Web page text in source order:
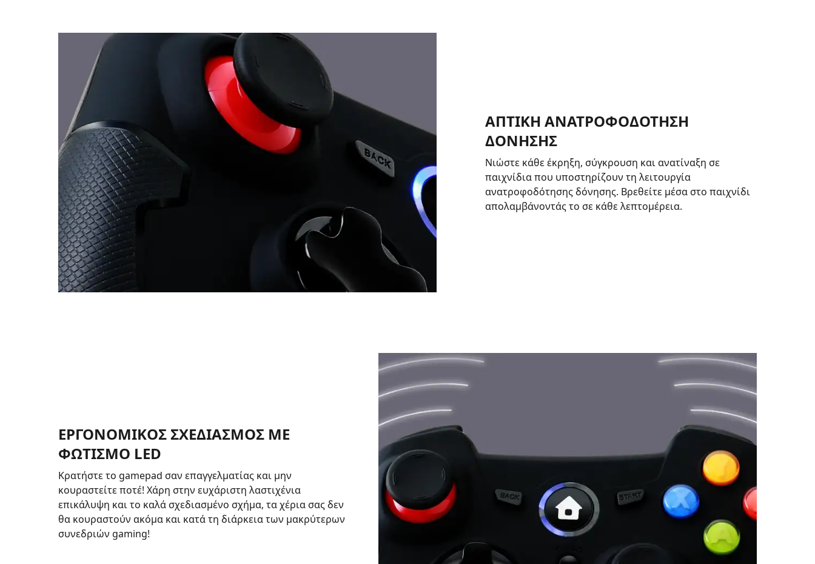
ΑΠΤΙΚΗ ΑΝΑΤΡΟΦΟΔΟΤΗΣΗ
ΔΟΝΗΣΗΣ
Νιώστε κάθε έκρηξη, σύγκρουση και ανατίναξη σε
παιχνίδια που υποστηρίζουν τη λειτουργία
ανατροφοδότησης δόνησης. Βρεθείτε μέσα στο παιχνίδι
απολαμβάνοντάς το σε κάθε λεπτομέρεια.
ΕΡΓΟΝΟΜΙΚΟΣ ΣΧΕΔΙΑΣΜΟΣ ΜΕ
ΦΩΤΙΣΜΟ LED
Κρατήστε το gamepad σαν επαγγελματίας και μην
κουραστείτε ποτέ! Χάρη στην ευχάριστη λαστιχένια
επικάλυψη και το καλά σχεδιασμένο σχήμα, τα χέρια σας δεν
θα κουραστούν ακόμα και κατά τη διάρκεια των μακρύτερων
συνεδριών gaming!